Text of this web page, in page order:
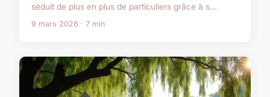
séduit de plus en plus de particuliers grâce à s...
9 mars 2026 · 7 min